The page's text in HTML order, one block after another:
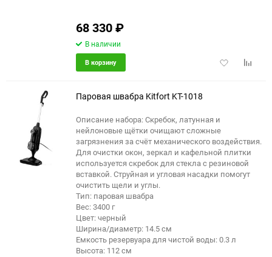
68 330₽
В наличии
Добавить
В корзину
еще 4 фото
Паровая швабра Kitfort KT-1018
Описание набора: Скребок, латунная и
нейлоновые щётки очищают сложные
загрязнения за счёт механического воздействия.
Для очистки окон, зеркал и кафельной плитки
используется скребок для стекла с резиновой
вставкой. Струйная и угловая насадки помогут
очистить щели и углы.
Тип: паровая швабра
Вес: 3400 г
Цвет: черный
Ширина/диаметр: 14.5 см
Емкость резервуара для чистой воды: 0.3 л
Высота: 112 см